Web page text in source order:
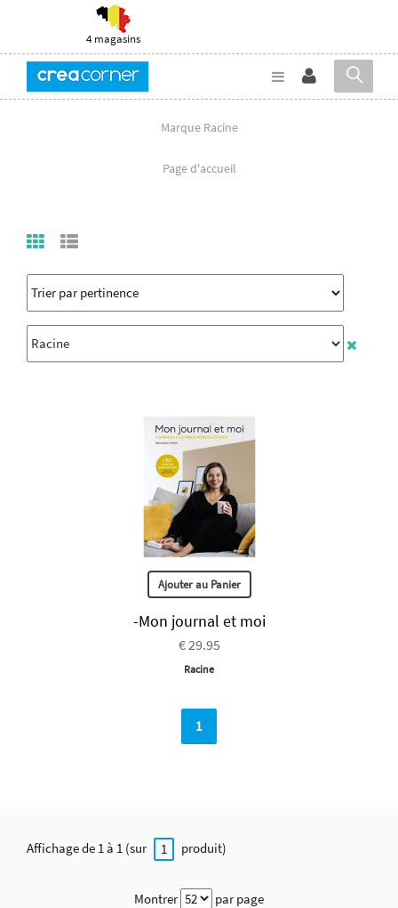
4 magasins
Marque Racine
Page d'accueil
Ajouter au Panier
-Mon journal et moi
€ 29.95
Racine
1
Affichage de 1 à 1 (sur 1 produit)
Montrer par page